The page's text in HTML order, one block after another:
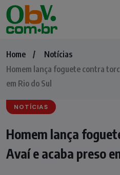
Home
Notícias
Homem lança foguete contra
em Rio do Sul
NOTÍCIAS
Homem lança
Avaí e acaba preso